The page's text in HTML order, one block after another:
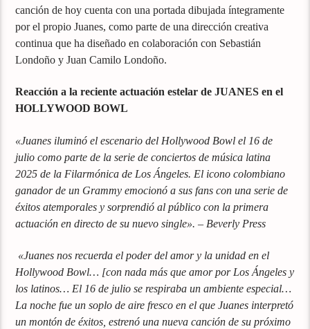
canción de hoy cuenta con una portada dibujada íntegramente
por el propio Juanes, como parte de una dirección creativa
continua que ha diseñado en colaboración con Sebastián
Londoño y Juan Camilo Londoño.
Reacción a la reciente actuación estelar de JUANES en el
HOLLYWOOD BOWL
«Juanes iluminó el escenario del Hollywood Bowl el 16 de
julio como parte de la serie de conciertos de música latina
2025 de la Filarmónica de Los Ángeles. El icono colombiano
ganador de un Grammy emocionó a sus fans con una serie de
éxitos atemporales y sorprendió al público con la primera
actuación en directo de su nuevo single». – Beverly Press
«Juanes nos recuerda el poder del amor y la unidad en el
Hollywood Bowl… [con nada más que amor por Los Ángeles y
los latinos… El 16 de julio se respiraba un ambiente especial…
La noche fue un soplo de aire fresco en el que Juanes interpretó
un montón de éxitos, estrenó una nueva canción de su próximo